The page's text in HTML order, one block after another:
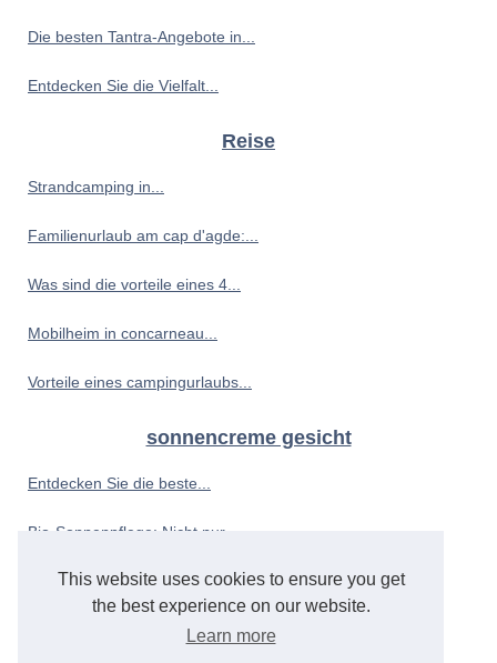
This website uses cookies to ensure you get
the best experience on our website.
Learn more
Die besten Tantra-Angebote in...
Entdecken Sie die Vielfalt...
Reise
Strandcamping in...
Familienurlaub am cap d'agde:...
Was sind die vorteile eines 4...
Mobilheim in concarneau...
Vorteile eines campingurlaubs...
sonnencreme gesicht
Entdecken Sie die beste...
Bio-Sonnenpflege: Nicht nur...
Die Sonne und Ihr Baby: So...
Bereiten Sie Ihre Haut auf...